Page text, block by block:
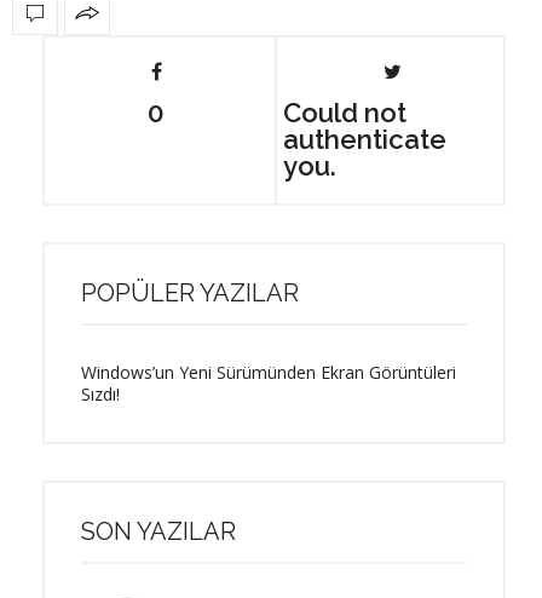
0
Could not
authenticate
you.
POPÜLER YAZILAR
Windows’un Yeni Sürümünden Ekran Görüntüleri
Sızdı!
SON YAZILAR